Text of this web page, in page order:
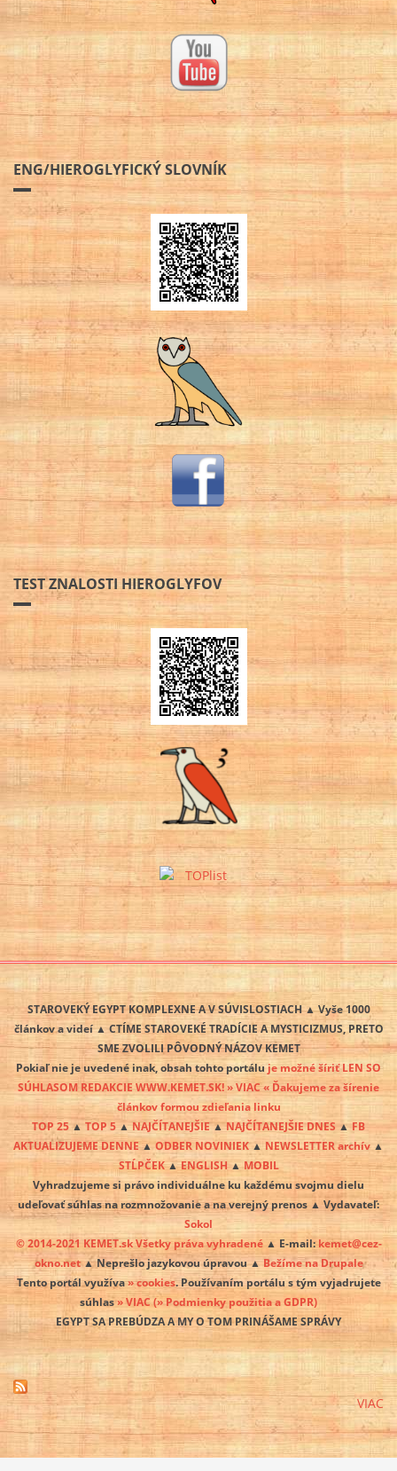
ENG/HIEROGLYFICKÝ SLOVNÍK
TEST ZNALOSTI HIEROGLYFOV
STAROVEKÝ EGYPT KOMPLEXNE A V SÚVISLOSTIACH ▲ Vyše 1000
článkov a videí ▲ CTÍME STAROVEKÉ TRADÍCIE A MYSTICIZMUS, PRETO
SME ZVOLILI PÔVODNÝ NÁZOV KEMET
Pokiaľ nie je uvedené inak, obsah tohto portálu je možné šíriť LEN SO
SÚHLASOM REDAKCIE WWW.KEMET.SK! » VIAC « Ďakujeme za šírenie
článkov formou zdieľania linku
TOP 25 ▲ TOP 5▲NAJČÍTANEJŠIE▲NAJČÍTANEJŠIE DNES ▲FB
AKTUALIZUJEME DENNE▲ODBER NOVINIEK▲ NEWSLETTER archív ▲
STĹPČEK▲ENGLISH▲MOBIL
Vyhradzujeme si právo individuálne ku každému svojmu dielu
udeľovať súhlas na rozmnožovanie a na verejný prenos ▲ Vydavateľ:
Sokol
© 2014-2021 KEMET.sk Všetky práva vyhradené▲ E-mail: kemet@cez-
okno.net▲ Neprešlo jazykovou úpravou ▲ Bežíme na Drupale
Tento portál využíva» cookies. Používaním portálu s tým vyjadrujete
súhlas» VIAC(» Podmienky použitia a GDPR)
EGYPT SA PREBÚDZA A MY O TOM PRINÁŠAME SPRÁVY
VIAC